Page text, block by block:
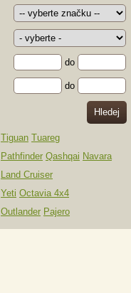
do
do
Tiguan Tuareg
Pathfinder Qashqai Navara
Land Cruiser
Yeti Octavia 4x4
Outlander Pajero